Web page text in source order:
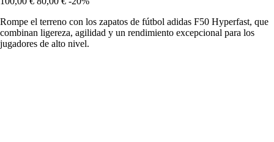
Rompe el terreno con los zapatos de fútbol adidas F50 Hyperfast, que
combinan ligereza, agilidad y un rendimiento excepcional para los
jugadores de alto nivel.